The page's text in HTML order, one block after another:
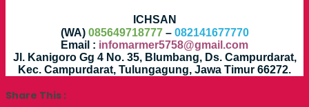
ICHSAN
(WA) 085649718777– 082141677770
Email : infomarmer5758@gmail.com
Jl. Kanigoro Gg 4 No. 35, Blumbang, Ds. Campurdarat,
Kec. Campurdarat, Tulungagung, Jawa Timur 66272.
Share This :